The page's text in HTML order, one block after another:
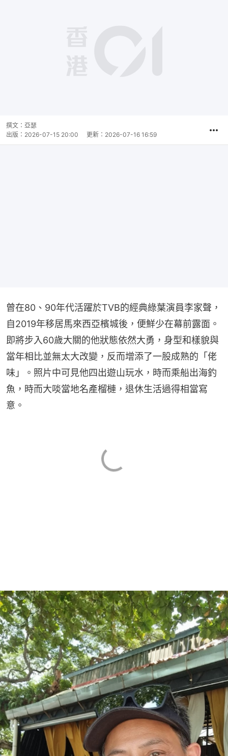
撰文： 亞瑟
出版： 2026-07-15 20:00 更新： 2026-07-16 16:59
曾在80、90年代活躍於TVB的經典綠葉演員李家聲，
自2019年移居馬來西亞檳城後，便鮮少在幕前露面。
即將步入60歲大關的他狀態依然大勇，身型和樣貌與
當年相比並無太大改變，反而增添了一股成熟的「佬
味」。照片中可見他四出遊山玩水，時而乘船出海釣
魚，時而大啖當地名產榴槤，退休生活過得相當寫
意。